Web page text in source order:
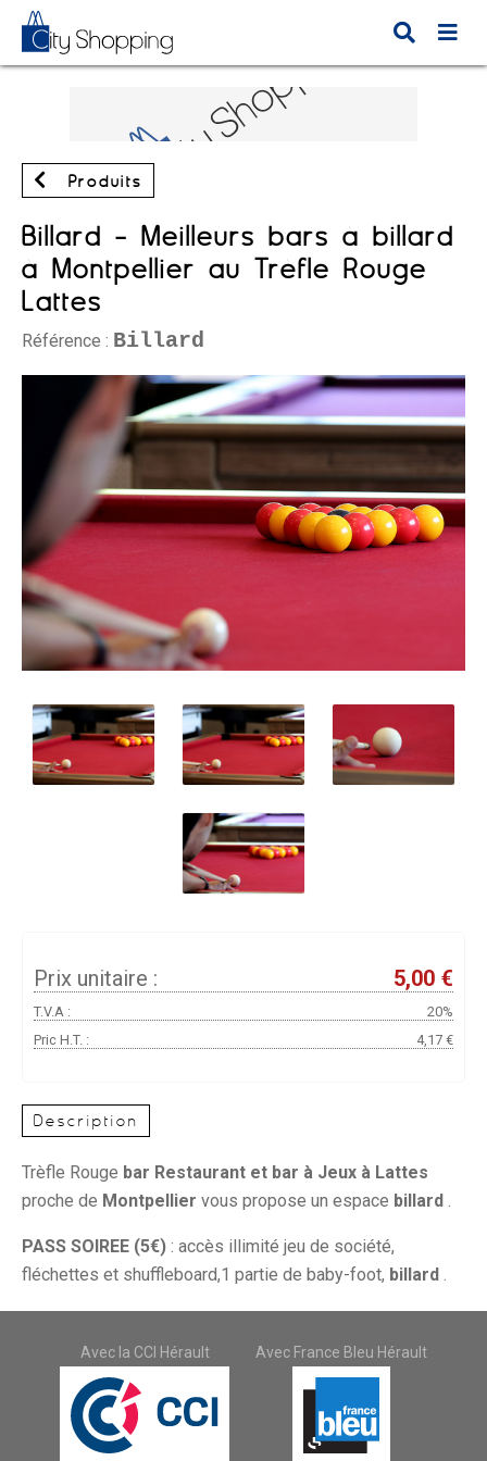
Produits
Billard - Meilleurs bars à billard
à Montpellier au Trèfle Rouge
Lattes
Référence : Billard
Prix unitaire : 5,00 €
T.V.A :
20%
Pric H.T. :
4,17 €
Description
Trèfle Rouge bar Restaurant et bar à Jeux à Lattes
proche de Montpellier vous propose un espace billard
PASS SOIREE (5€) : accès illimité jeu de société,
fléchettes et shuffleboard,1 partie de baby-foot, billard
Avec la CCI Hérault Avec France Bleu Hérault